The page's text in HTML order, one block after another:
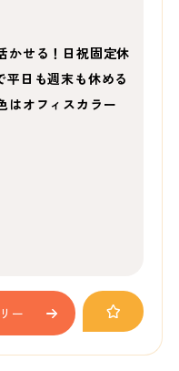
かせる！日祝固定休
日も週末も休める
オフィスカラー
ー